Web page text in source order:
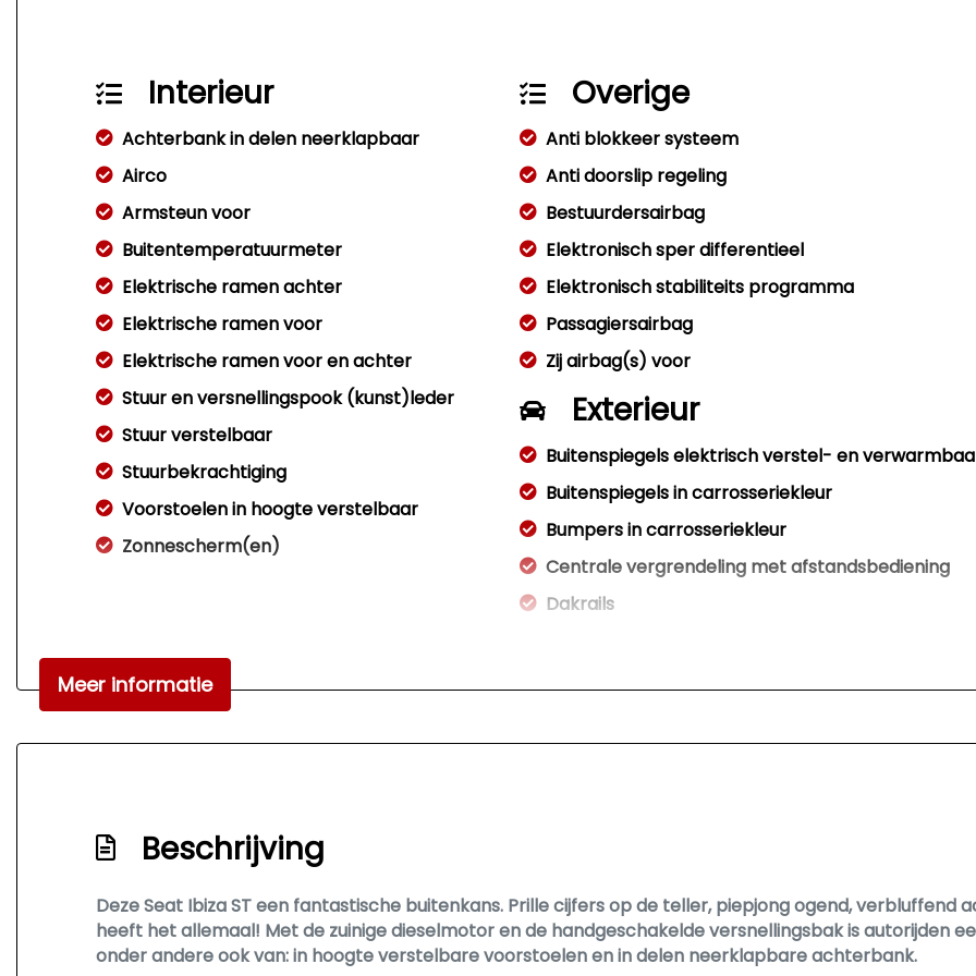
Interieur
Achterbank in delen neerklapbaar
Airco
Armsteun voor
Buitentemperatuurmeter
Elektrische ramen achter
Elektrische ramen voor
Elektrische ramen voor en achter
Stuur en versnellingspook (kunst)leder
Stuur verstelbaar
Stuurbekrachtiging
Voorstoelen in hoogte verstelbaar
Zonnescherm(en)
Overige
Anti blokkeer systeem
Anti doorslip regeling
Bestuurdersairbag
Elektronisch sper differentieel
Elektronisch stabiliteits programma
Passagiersairbag
Zij airbag(s) voor
Exterieur
Buitenspiegels elektrisch verstel- en
Buitenspiegels in carrosseriekleur
Bumpers in carrosseriekleur
Centrale vergrendeling met afstandsbediening
Dakrails
Meer informatie
Beschrijving
Deze Seat Ibiza ST een fantastische buitenkans. Prille cijfers op de teller, piepjong ogend, verbluffend
heeft het allemaal! Met de zuinige dieselmotor en de handgeschakelde versnellingsbak is autorijden
onder andere ook van: in hoogte verstelbare voorstoelen en in delen neerklapbare achterbank.